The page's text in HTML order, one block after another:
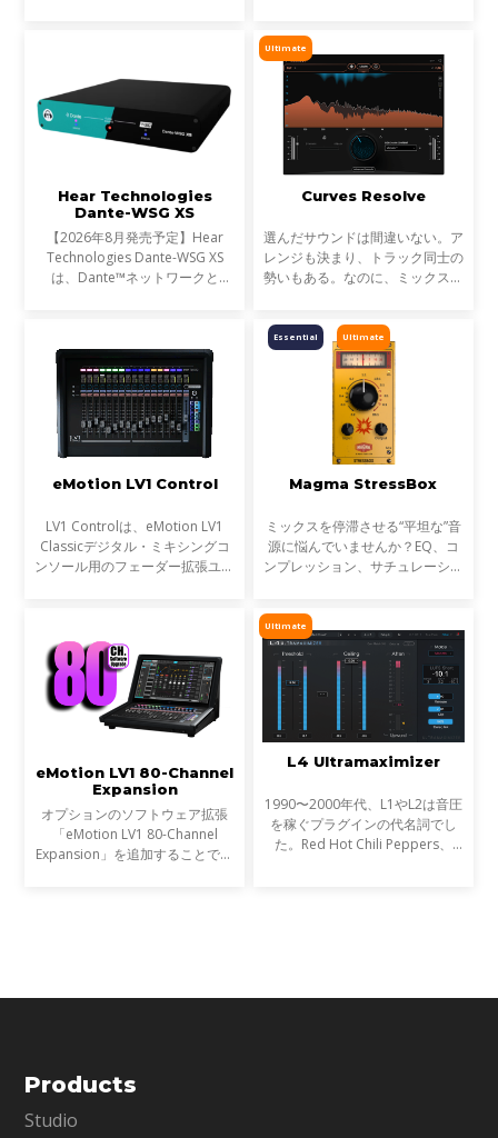
し、完成済みのミックス、サンプ
ル、ループ素材を瞬時に解
Hear Technologies
Dante-WSG XS
【2026年8月発売予定】Hear
Technologies Dante-WSG XS
は、Dante™ネットワークと
eMotion LV1シリーズや
SuperRackシステムをDante
Ultimate
Curves Resolve
選んだサウンドは間違いない。ア
レンジも決まり、トラック同士の
勢いもある。なのに、ミックスが
らです。これが音のマスキングと
言われる現象です。
eMotion LV1 Control
LV1 Controlは、eMotion LV1
Classicデジタル・ミキシングコ
ンソール用のフェーダー拡張ユニ
テムのフェーダーバンクと
Ultimate
Essential
Magma StressBox
ミックスを停滞させる“平坦な”音
源に悩んでいませんか？EQ、コ
ンプレッション、サチュレーショ
のが StressBoxです。
eMotion LV1 80-Channel
Expansion
オプションのソフトウェア拡張
「eMotion LV1 80-Channel
Expansion」を追加することで、
Ultimate
L4 Ultramaximizer
1990〜2000年代、L1やL2は音圧
を稼ぐプラグインの代名詞でし
た。Red Hot Chili Peppers、
Products
Studio